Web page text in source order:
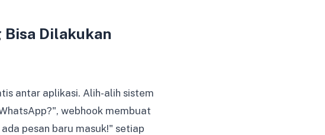
Bisa Dilakukan
antar aplikasi. Alih-alih sistem
webhook membuat
pesan baru masuk!" setiap